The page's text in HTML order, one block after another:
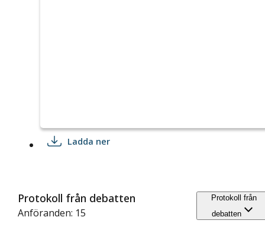
Ladda ner
Protokoll från debatten
Anföranden: 15
Protokoll från
debatten